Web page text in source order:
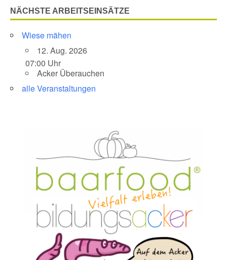
NÄCHSTE ARBEITSEINSÄTZE
Wiese mähen
12. Aug. 2026
07:00 Uhr
Acker Überauchen
alle Veranstaltungen